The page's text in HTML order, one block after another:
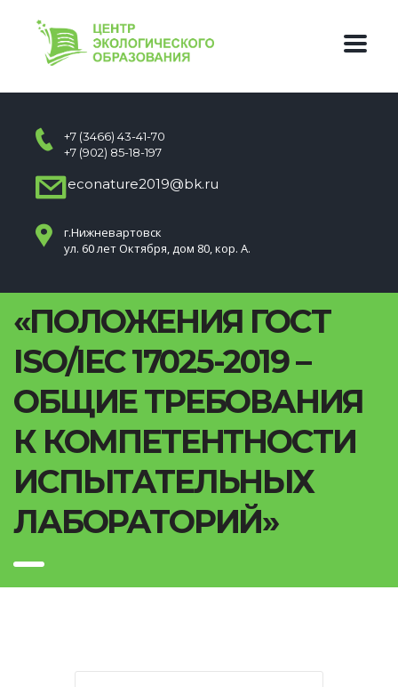
+7 (3466) 43-41-70
+7 (902) 85-18-197
econature2019@bk.ru
г.Нижневартовск
ул. 60 лет Октября, дом 80, кор. А.
«ПОЛОЖЕНИЯ ГОСТ
ISO/IEC 17025-2019 –
ОБЩИЕ ТРЕБОВАНИЯ
К КОМПЕТЕНТНОСТИ
ИСПЫТАТЕЛЬНЫХ
ЛАБОРАТОРИЙ»